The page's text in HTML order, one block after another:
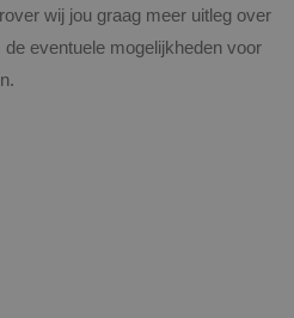
wij jou graag meer uitleg over
eventuele mogelijkheden voor